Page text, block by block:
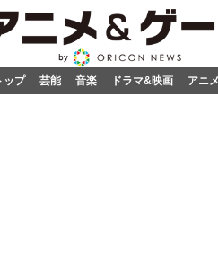
ップ 芸能 音楽 ドラマ&映画 アニ